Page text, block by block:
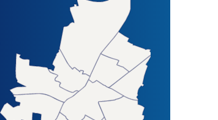
DES ASSOCIATIONS DE LA VILLE